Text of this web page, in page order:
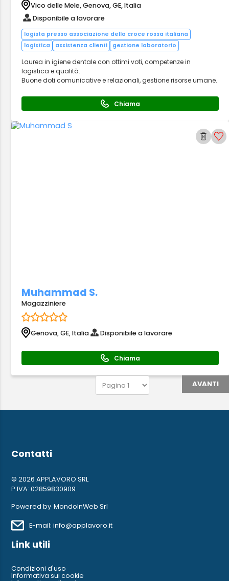
Vico delle Mele, Genova, GE, Italia
Disponibile a lavorare
logista presso associazione della croce rossa italiana
logistica
assistenza clienti gestione laboratorio
Laurea in igiene dentale con ottimi voti, competenze in
logistica e qualità.
Buone doti comunicative e relazionali, gestione risorse umane.
Chiama
Muhammad S.
Magazziniere
Genova, GE, Italia Disponibile a lavorare
Chiama
AVANTI
Contatti
© 2026 APPLAVORO SRL
P.IVA: 02859830909
Powered by MondoInWeb Srl
E-mail: info@applavoro.it
Link utili
Condizioni d'uso
Informativa sui cookie